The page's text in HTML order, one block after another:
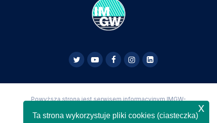
Powyższa strona jest serwisem informacyjnym IMGW-
Copyright IMGW-PIB Wszelkie prawa zastrzeżone
Ta strona wykorzystuje pliki cookies (ciasteczka)
x